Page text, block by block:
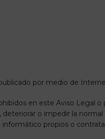
por medio de
en este Aviso Legal o
o impedir la
propios o